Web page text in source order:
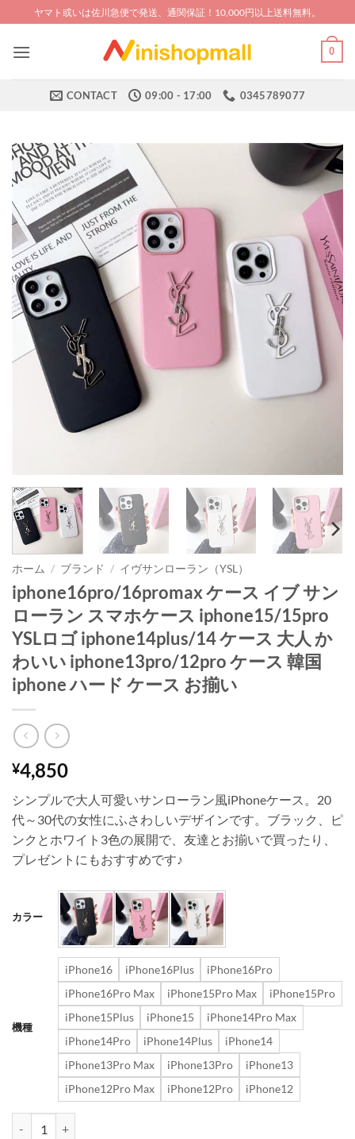
to
content
ヤマト或いは佐川急便で発送、通関保証！10,000円以上送料無料。
0
CONTACT 09:00 - 17:00 0345789077
ホーム / ブランド / イヴサンローラン（YSL）
iphone16pro/16promax ケース イブ サン
ローラン スマホケース iphone15/15pro
YSLロゴ iphone14plus/14 ケース 大人 か
わいい iphone13pro/12pro ケース 韓国
iphone ハード ケース お揃い
¥4,850
シンプルで大人可愛いサンローラン風iPhoneケース。20
代～30代の女性にふさわしいデザインです。ブラック、ピ
ンクとホワイト3色の展開で、友達とお揃いで買ったり、
プレゼントにもおすすめです♪
カラー
機種
iPhone16 iPhone16Plus
iPhone16Pro
iPhone16Pro Max
iPhone15Pro Max
iPhone15Pro
iPhone15Plus
iPhone15
iPhone14Pro Max
iPhone14Pro
iPhone14Plus
iPhone14
iPhone13Pro Max
iPhone13Pro
iPhone13
iPhone12Pro Max
iPhone12Pro iPhone12